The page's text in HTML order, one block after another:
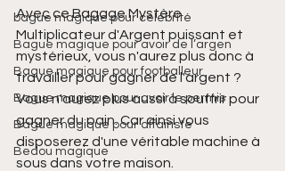
bague magique pour célébrité
Bague magique pour avoir de l’argen
Bague magique pour footballeur
Bague magique pour avoir le permis
Bague magique pour affairiste
Bedou magique
Avec ce Bagage Mystère
Multiplicateur d'Argent puissant et
mystérieux, vous n'aurez plus donc à
travailler pour gagner de l'argent ?
Vous n'aurez plus aussi à souffrir pour
gagner du pain. Car ainsi vous
disposerez d'une véritable machine à
sous dans votre maison.